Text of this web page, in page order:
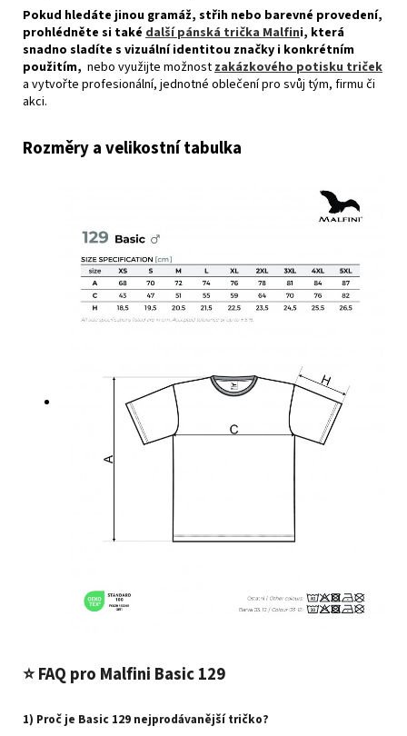
Pokud hledáte jinou gramáž, střih nebo barevné provedení,
prohlédněte si také další pánská trička Malfini, která
snadno sladíte s vizuální identitou značky i konkrétním
použitím, nebo využijte možnostzakázkového potisku triček
a vytvořte profesionální, jednotné oblečení pro svůj tým, firmu či
akci.
Rozměry a velikostní tabulka
⭐FAQ pro Malfini Basic 129
1) Proč je Basic 129 nejprodávanější tričko?